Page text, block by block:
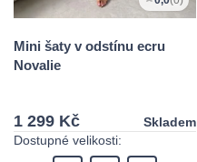
Mini šaty v odstínu ecru
Novalie
1 299 Kč
Skladem
Dostupné velikosti: